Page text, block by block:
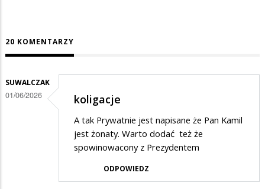
20 KOMENTARZY
SUWALCZAK
01/06/2026 koligacje
A tak Prywatnie jest napisane że Pan Kamil
jest żonaty. Warto dodać też że
spowinowacony z Prezydentem
ODPOWIEDZ